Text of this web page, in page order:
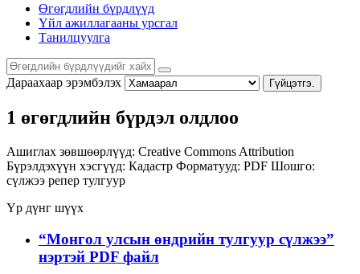
Өгөгдлийн бүрдлүүд
Үйл ажиллагааны урсгал
Танилцуулга
Дараахаар эрэмбэлэх Гүйцэтгэ.
1 өгөгдлийн бүрдэл олдлоо
Ашиглах зөвшөөрлүүд: Creative Commons Attribution
Бүрэлдэхүүн хэсгүүд: Кадастр Форматууд: PDF Шошго:
сүлжээ репер тулгуур
Үр дүнг шүүх
“Монгол улсын өндрийн тулгуур сүлжээ”
нэртэй PDF файл